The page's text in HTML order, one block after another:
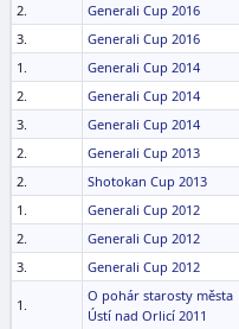
2.
Generali Cup 2016
3.
Generali Cup 2016
1.
Generali Cup 2014
2.
Generali Cup 2014
3.
Generali Cup 2014
2.
Generali Cup 2013
2.
Shotokan Cup 2013
1.
Generali Cup 2012
2.
Generali Cup 2012
3.
Generali Cup 2012
1.
O pohár starosty města
Ústí nad Orlicí 2011